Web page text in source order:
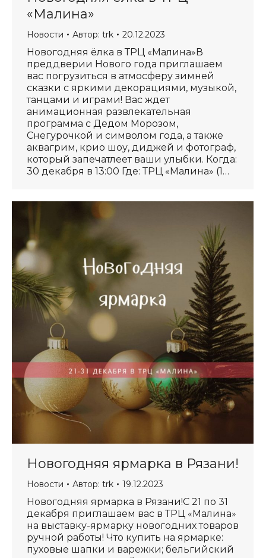
«Малина»
Новости Автор: trk 20.12.2023
Новогодняя ёлка в ТРЦ «Малина»В
преддверии Нового года приглашаем
вас погрузиться в атмосферу зимней
сказки с яркими декорациями, музыкой,
танцами и играми! Вас ждет
анимационная развлекательная
программа с Дедом Морозом,
Снегурочкой и символом года, а также
аквагрим, крио шоу, диджей и фотограф,
который запечатлеет ваши улыбки. Когда:
30 декабря в 13:00 Где: ТРЦ «Малина» (1…
Новогодняя ярмарка в Рязани!
Новости Автор: trk 19.12.2023
Новогодняя ярмарка в Рязани!С 21 по 31
декабря приглашаем вас в ТРЦ «Малина»
на выставку-ярмарку новогодних товаров
ручной работы! Что купить на ярмарке:
пуховые шапки и варежки; бельгийский